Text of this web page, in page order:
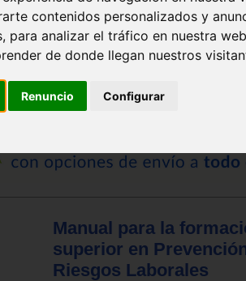
contenidos personalizados y
para analizar el tráfico en nuestra
de donde llegan nuestros
Renuncio Configurar
Manual para la
superior en
Riesgos Laborales